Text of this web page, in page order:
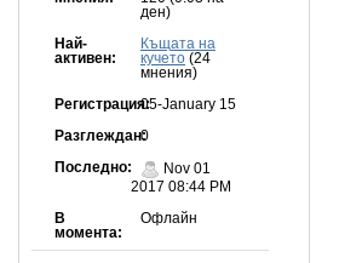
ден)
Най-
активен:
Къщата на
кучето(24
мнения)
Регистрация:05-January 15
Разглеждан:0
Последно:
Nov 01
2017 08:44 PM
В
момента:
Офлайн